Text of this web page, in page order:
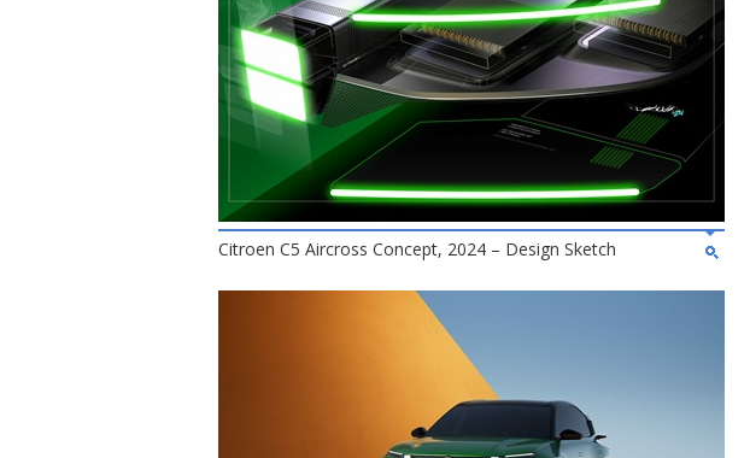
Citroen C5 Aircross Concept, 2024 – Design Sketch